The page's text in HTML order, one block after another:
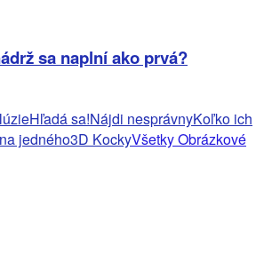
sa naplní ako prvá?
Hľadá sa!Nájdi nesprávnyKoľko ich
jedného3D KockyVšetky Obrázkové